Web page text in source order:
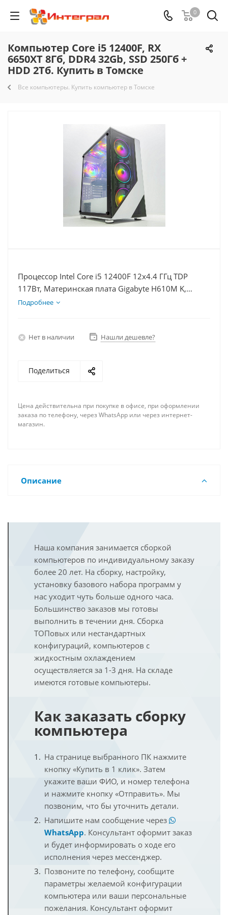
0
Компьютер Core i5 12400F, RX
6650XT 8Гб, DDR4 32Gb, SSD 250Гб +
HDD 2Тб. Купить в Томске
Все компьютеры. Купить компьютер в Томске
Процессор Intel Core i5 12400F 12x4.4 ГГц TDP
117Вт, Материнская плата Gigabyte H610M K,
Видеокарта RX 6650XT 8Гб, Память DDR4 32Gb,
Подробнее
Нет в наличии Нашли дешевле?
Поделиться
Цена действительна при покупке в офисе, при оформлении
заказа по телефону, через WhatsApp или через интернет-
магазин.
Описание
Наша компания занимается сборкой
компьютеров по индивидуальному заказу
более 20 лет. На сборку, настройку,
установку базового набора программ у
нас уходит чуть больше одного часа.
Большинство заказов мы готовы
выполнить в течении дня. Сборка
ТОПовых или нестандартных
конфигураций, компьютеров с
жидкостным охлаждением
осуществляется за 1-3 дня. На складе
имеются готовые компьютеры.
Как заказать сборку
компьютера
На странице выбранного ПК нажмите
кнопку «Купить в 1 клик». Затем
укажите ваши ФИО, и номер телефона
и нажмите кнопку «Отправить». Мы
позвоним, что бы уточнить детали.
Напишите нам сообщение через
WhatsApp. Консультант оформит заказ
и будет информировать о ходе его
исполнения через мессенджер.
Позвоните по телефону, сообщите
параметры желаемой конфигурации
компьютера или ваши персональные
пожелания. Консультант оформит